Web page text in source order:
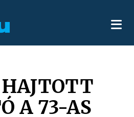
A 73-AS